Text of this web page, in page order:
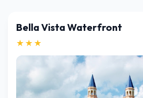
Bella Vista Waterfront
★★★